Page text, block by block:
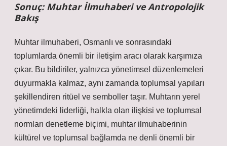
Sonuç: Muhtar İlmuhaberi ve Antropolojik
Bakış
Muhtar ilmuhaberi, Osmanlı ve sonrasındaki
toplumlarda önemli bir iletişim aracı olarak karşımıza
çıkar. Bu bildiriler, yalnızca yönetimsel düzenlemeleri
duyurmakla kalmaz, aynı zamanda toplumsal yapıları
şekillendiren ritüel ve semboller taşır. Muhtarın yerel
yönetimdeki liderliği, halkla olan ilişkisi ve toplumsal
normları denetleme biçimi, muhtar ilmuhaberinin
kültürel ve toplumsal bağlamda ne denli önemli bir